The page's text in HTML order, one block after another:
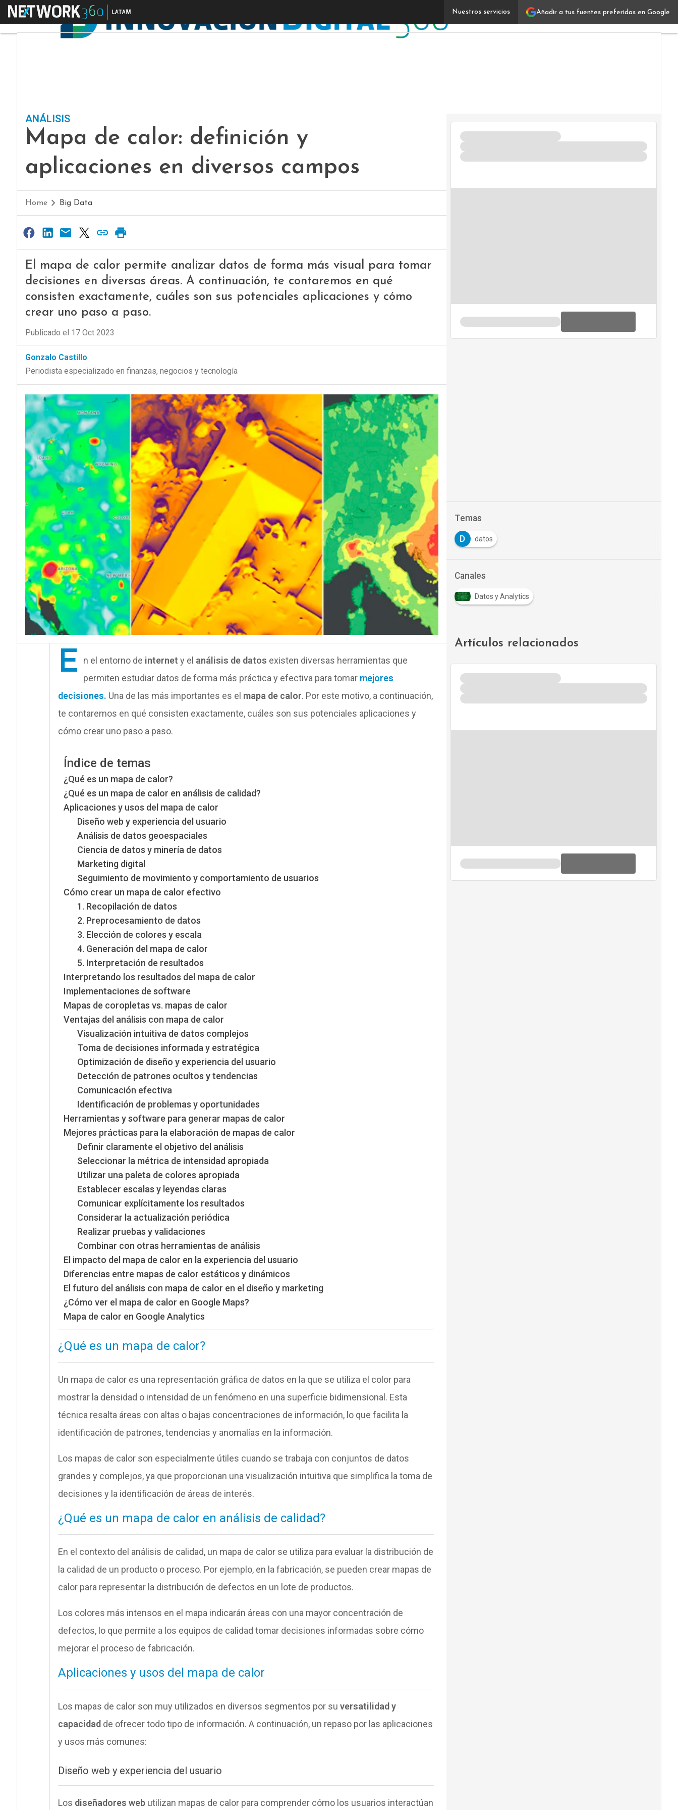
Añadir a tus fuentes preferidas en Google
Nuestros servicios
Menú Mapa de calor: definición y aplicaciones en diversos
ANÁLISIS
Mapa de calor: definición y
aplicaciones en diversos campos
Home Big Data
El mapa de calor permite analizar datos de forma más visual para tomar
decisiones en diversas áreas. A continuación, te contaremos en qué
consisten exactamente, cuáles son sus potenciales aplicaciones y cómo
crear uno paso a paso.
Publicado el 17 Oct 2023
Gonzalo Castillo
Periodista especializado en finanzas, negocios y tecnología
E n el entorno de internet y el análisis de datos existen diversas herramientas que
permiten estudiar datos de forma más práctica y efectiva para tomar mejores
decisiones. Una de las más importantes es el mapa de calor. Por este motivo, a continuación,
te contaremos en qué consisten exactamente, cuáles son sus potenciales aplicaciones y
cómo crear uno paso a paso.
Índice de temas
¿Qué es un mapa de calor?
¿Qué es un mapa de calor en análisis de calidad?
Aplicaciones y usos del mapa de calor
Diseño web y experiencia del usuario
Análisis de datos geoespaciales
Ciencia de datos y minería de datos
Marketing digital
Seguimiento de movimiento y comportamiento de usuarios
Cómo crear un mapa de calor efectivo
1. Recopilación de datos
2. Preprocesamiento de datos
3. Elección de colores y escala
4. Generación del mapa de calor
5. Interpretación de resultados
Interpretando los resultados del mapa de calor
Implementaciones de software
Mapas de coropletas vs. mapas de calor
Ventajas del análisis con mapa de calor
Visualización intuitiva de datos complejos
Toma de decisiones informada y estratégica
Optimización de diseño y experiencia del usuario
Detección de patrones ocultos y tendencias
Comunicación efectiva
Identificación de problemas y oportunidades
Herramientas y software para generar mapas de calor
Mejores prácticas para la elaboración de mapas de calor
Definir claramente el objetivo del análisis
Seleccionar la métrica de intensidad apropiada
Utilizar una paleta de colores apropiada
Establecer escalas y leyendas claras
Comunicar explícitamente los resultados
Considerar la actualización periódica
Realizar pruebas y validaciones
Combinar con otras herramientas de análisis
El impacto del mapa de calor en la experiencia del usuario
Diferencias entre mapas de calor estáticos y dinámicos
El futuro del análisis con mapa de calor en el diseño y marketing
¿Cómo ver el mapa de calor en Google Maps?
Mapa de calor en Google Analytics
¿Qué es un mapa de calor?
Un mapa de calor es una representación gráfica de datos en la que se utiliza el color para
mostrar la densidad o intensidad de un fenómeno en una superficie bidimensional. Esta
técnica resalta áreas con altas o bajas concentraciones de información, lo que facilita la
identificación de patrones, tendencias y anomalías en la información.
Los mapas de calor son especialmente útiles cuando se trabaja con conjuntos de datos
grandes y complejos, ya que proporcionan una visualización intuitiva que simplifica la toma de
decisiones y la identificación de áreas de interés.
¿Qué es un mapa de calor en análisis de calidad?
En el contexto del análisis de calidad, un mapa de calor se utiliza para evaluar la distribución de
la calidad de un producto o proceso. Por ejemplo, en la fabricación, se pueden crear mapas de
calor para representar la distribución de defectos en un lote de productos.
Los colores más intensos en el mapa indicarán áreas con una mayor concentración de
defectos, lo que permite a los equipos de calidad tomar decisiones informadas sobre cómo
mejorar el proceso de fabricación.
Aplicaciones y usos del mapa de calor
Los mapas de calor son muy utilizados en diversos segmentos por su versatilidad y
capacidadde ofrecer todo tipo de información. A continuación, un repaso por las aplicaciones
y usos más comunes:
Diseño web y experiencia del usuario
Los diseñadores webutilizan mapas de calor para comprender cómo los usuarios interactúan
Temas
D datos
Canales
Datos y Analytics
Artículos relacionados